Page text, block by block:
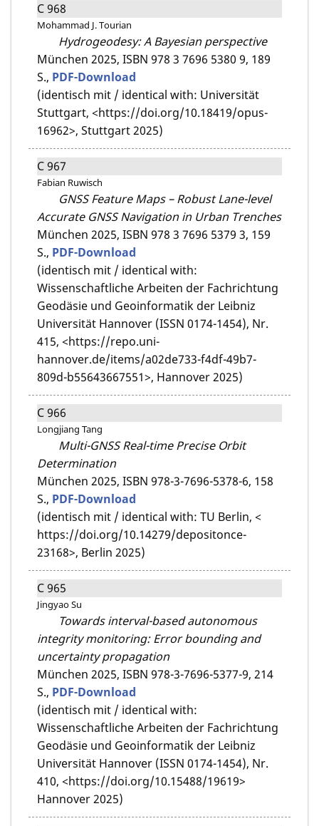
C 968
Mohammad J. Tourian
Hydrogeodesy: A Bayesian perspective
München 2025, ISBN 978 3 7696 5380 9, 189
S., PDF-Download
(identisch mit / identical with: Universität
Stuttgart, <https://doi.org/10.18419/opus-
16962>, Stuttgart 2025)
C 967
Fabian Ruwisch
GNSS Feature Maps – Robust Lane-level
Accurate GNSS Navigation in Urban Trenches
München 2025, ISBN 978 3 7696 5379 3, 159
S., PDF-Download
(identisch mit / identical with:
Wissenschaftliche Arbeiten der Fachrichtung
Geodäsie und Geoinformatik der Leibniz
Universität Hannover (ISSN 0174-1454), Nr.
415, <https://repo.uni-
hannover.de/items/a02de733-f4df-49b7-
809d-b55643667551>, Hannover 2025)
C 966
Longjiang Tang
Multi-GNSS Real-time Precise Orbit
Determination
München 2025, ISBN 978-3-7696-5378-6, 158
S., PDF-Download
(identisch mit / identical with: TU Berlin, <
https://doi.org/10.14279/depositonce-
23168>, Berlin 2025)
C 965
Jingyao Su
Towards interval-based autonomous
integrity monitoring: Error bounding and
uncertainty propagation
München 2025, ISBN 978-3-7696-5377-9, 214
S., PDF-Download
(identisch mit / identical with:
Wissenschaftliche Arbeiten der Fachrichtung
Geodäsie und Geoinformatik der Leibniz
Universität Hannover (ISSN 0174-1454), Nr.
410, <https://doi.org/10.15488/19619>
Hannover 2025)